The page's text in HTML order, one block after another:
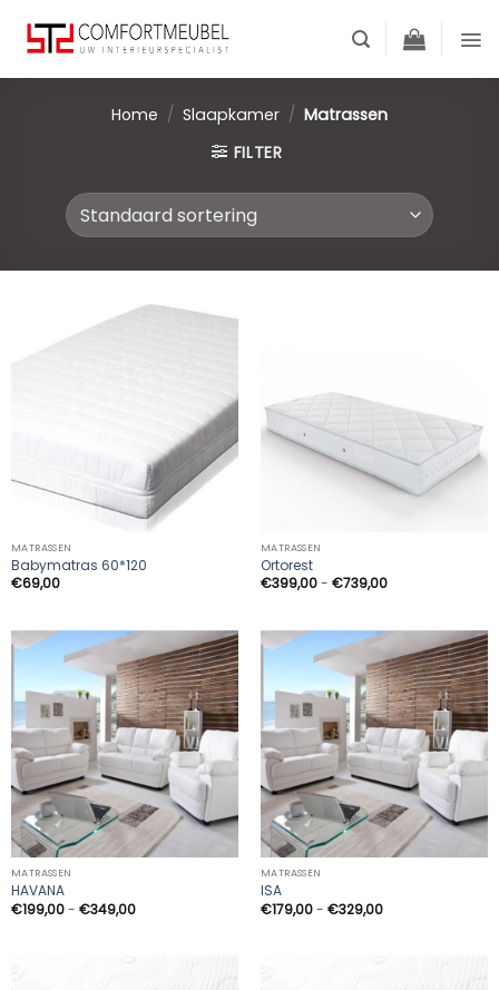
content
Home / Slaapkamer / Matrassen
FILTER
MATRASSEN
Babymatras 60*120
€69,00
MATRASSEN
Ortorest
€399,00- €739,00Prijsklasse:
€399,00
MATRASSEN
HAVANA
€199,00- €349,00Prijsklasse:
€199,00
MATRASSEN
ISA
€179,00- €329,00Prijsklasse:
€179,00